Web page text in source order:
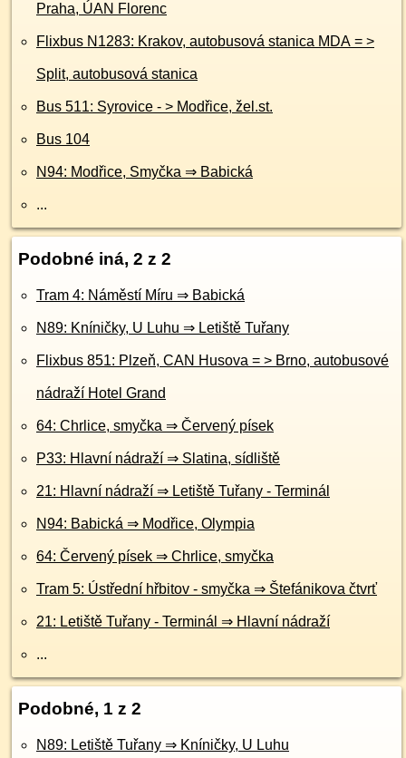
Praha, ÚAN Florenc
Flixbus N1283: Krakov, autobusová stanica MDA = >
Split, autobusová stanica
Bus 511: Syrovice - > Modřice, žel.st.
Bus 104
N94: Modřice, Smyčka ⇒ Babická
...
Podobné iná, 2 z 2
Tram 4: Náměstí Míru ⇒ Babická
N89: Kníničky, U Luhu ⇒ Letiště Tuřany
Flixbus 851: Plzeň, CAN Husova = > Brno, autobusové
nádraží Hotel Grand
64: Chrlice, smyčka ⇒ Červený písek
P33: Hlavní nádraží ⇒ Slatina, sídliště
21: Hlavní nádraží ⇒ Letiště Tuřany - Terminál
N94: Babická ⇒ Modřice, Olympia
64: Červený písek ⇒ Chrlice, smyčka
Tram 5: Ústřední hřbitov - smyčka ⇒ Štefánikova čtvrť
21: Letiště Tuřany - Terminál ⇒ Hlavní nádraží
...
Podobné, 1 z 2
N89: Letiště Tuřany ⇒ Kníničky, U Luhu